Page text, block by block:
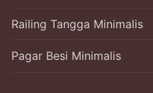
Railing Tangga Minimalis
Pagar Besi Minimalis